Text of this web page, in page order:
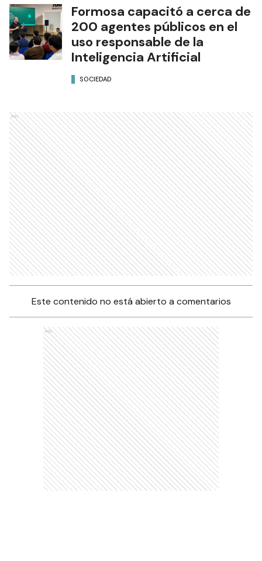
Formosa capacitó a cerca de
200 agentes públicos en el
uso responsable de la
Inteligencia Artificial
SOCIEDAD
Ads
Este contenido no está abierto a comentarios
Ads